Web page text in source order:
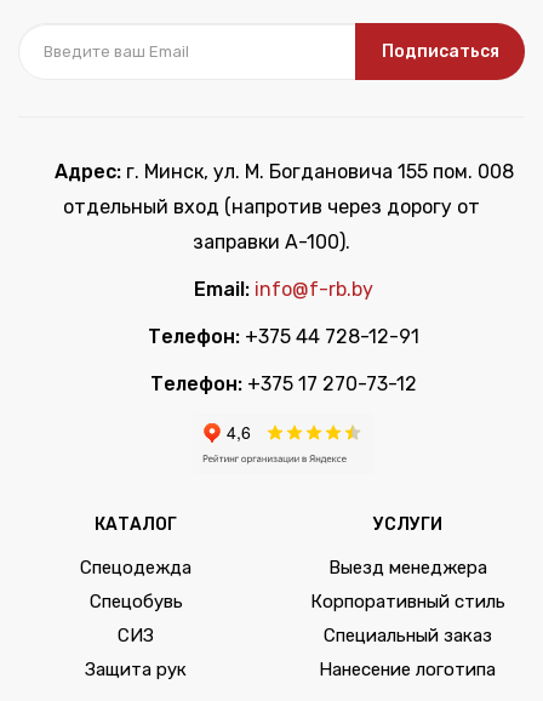
Подписаться
Адрес:г. Минск, ул. М. Богдановича 155 пом. 008
отдельный вход (напротив через дорогу от
заправки А-100).
Email: info@f-rb.by
Телефон: +375 44 728-12-91
Телефон: +375 17 270-73-12
КАТАЛОГ
Спецодежда
Спецобувь
СИЗ
Защита рук
УСЛУГИ
Выезд менеджера
Корпоративный стиль
Специальный заказ
Нанесение логотипа